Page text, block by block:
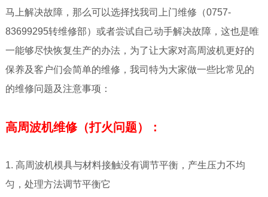
马上解决故障，那么可以选择找我司上门维修（0757-
83699295转维修部）或者尝试自己动手解决故障，这也是唯
一能够尽快恢复生产的办法，为了让大家对高周波机更好的
保养及客户们会简单的维修，我司特为大家做一些比常见的
的维修问题及注意事项 ：
高周波机维修（打火问题）：
1. 高周波机模具与材料接触没有调节平衡，产生压力不均
匀，处理方法调节平衡它